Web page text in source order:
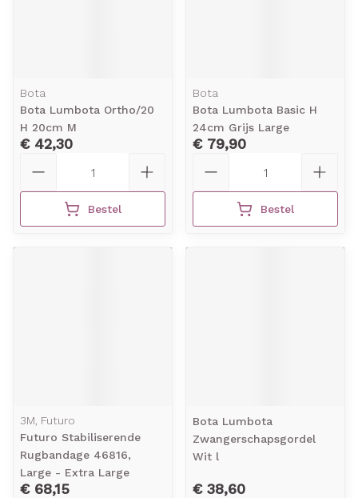
Bota
Bota Lumbota Ortho/20
H 20cm M
€ 42,30
Bestel
Bota
Bota Lumbota Basic H
24cm Grijs Large
€ 79,90
Bestel
3M, Futuro
Futuro Stabiliserende
Rugbandage 46816,
Large - Extra Large
€ 68,15
Bota Lumbota
Zwangerschapsgordel
Wit l
€ 38,60